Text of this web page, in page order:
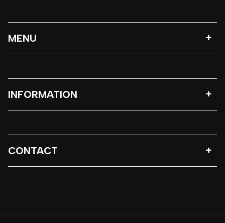
MENU
INFORMATION
CONTACT